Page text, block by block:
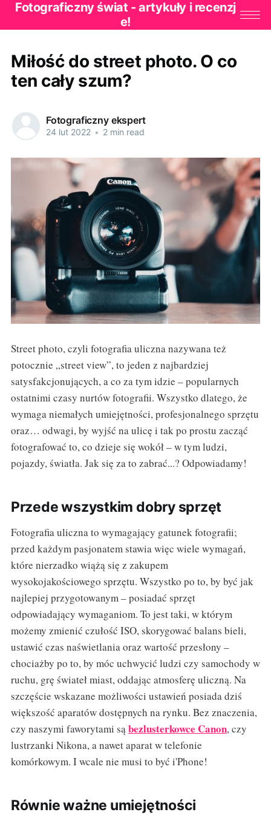
Fotograficzny świat - artykuły i recenzj
e!
Miłość do street photo. O co
ten cały szum?
Fotograficzny ekspert
24 lut 2022 • 2 min read
Street photo, czyli fotografia uliczna nazywana też
potocznie „street view”, to jeden z najbardziej
satysfakcjonujących, a co za tym idzie – popularnych
ostatnimi czasy nurtów fotografii. Wszystko dlatego, że
wymaga niemałych umiejętności, profesjonalnego sprzętu
oraz… odwagi, by wyjść na ulicę i tak po prostu zacząć
fotografować to, co dzieje się wokół – w tym ludzi,
pojazdy, światła. Jak się za to zabrać...? Odpowiadamy!
Przede wszystkim dobry sprzęt
Fotografia uliczna to wymagający gatunek fotografii;
przed każdym pasjonatem stawia więc wiele wymagań,
które nierzadko wiążą się z zakupem
wysokojakościowego sprzętu. Wszystko po to, by być jak
najlepiej przygotowanym – posiadać sprzęt
odpowiadający wymaganiom. To jest taki, w którym
możemy zmienić czułość ISO, skorygować balans bieli,
ustawić czas naświetlania oraz wartość przesłony –
chociażby po to, by móc uchwycić ludzi czy samochody w
ruchu, grę świateł miast, oddając atmosferę uliczną. Na
szczęście wskazane możliwości ustawień posiada dziś
większość aparatów dostępnych na rynku. Bez znaczenia,
czy naszymi faworytami sąbezlusterkowce Canon, czy
lustrzanki Nikona, a nawet aparat w telefonie
komórkowym. I wcale nie musi to być i'Phone!
Równie ważne umiejętności